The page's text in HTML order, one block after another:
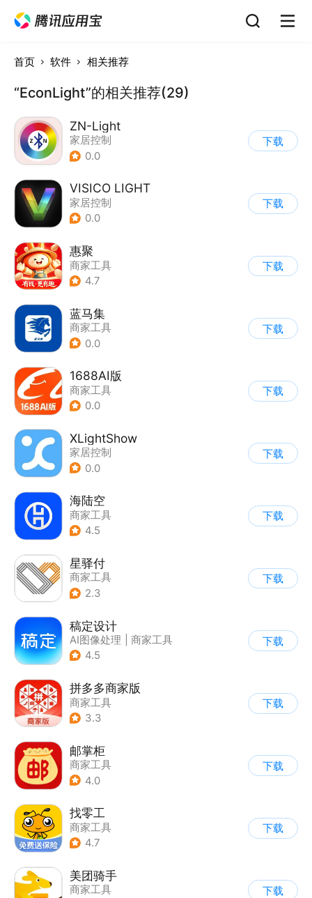
首页 软件 相关推荐
“EconLight”的相关推荐(29)
ZN-Light
家居控制
0.0
下载
VISICO LIGHT
家居控制
0.0
下载
惠聚
商家工具
4.7
下载
蓝马集
商家工具
0.0
下载
1688AI版
商家工具
0.0
下载
XLightShow
家居控制
0.0
下载
海陆空
商家工具
4.5
下载
星驿付
商家工具
2.3
下载
稿定设计
AI图像处理
商家工具
4.5
下载
拼多多商家版
商家工具
3.3
下载
邮掌柜
商家工具
4.0
下载
找零工
商家工具
4.7
下载
美团骑手
商家工具
下载